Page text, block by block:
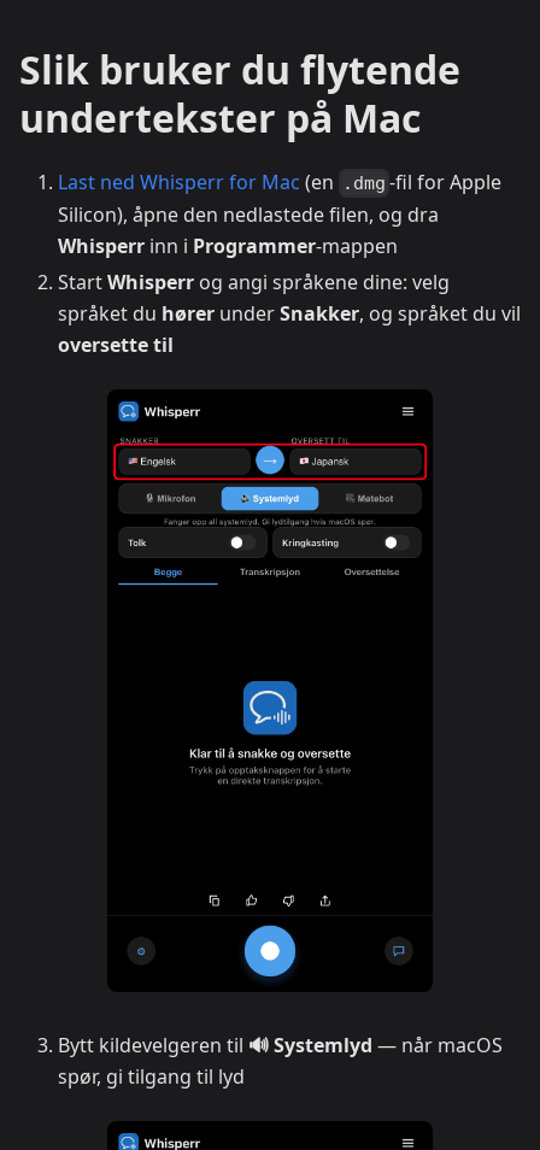
Slik bruker du flytende
undertekster på Mac
Last ned Whisperr for Mac (en .dmg -fil for Apple
Silicon), åpne den nedlastede filen, og dra
Whisperr inn i Programmer-mappen
StartWhisperr og angi språkene dine: velg
språket du hører underSnakker, og språket du vil
oversette til
Bytt kildevelgeren til 🔊 Systemlyd — når macOS
spør, gi tilgang til lyd